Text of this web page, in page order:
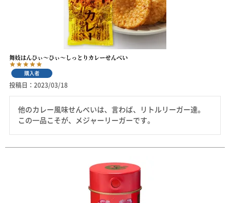
舞妓はんひぃ～ひぃ～しっとりカレーせんべい
購入者
投稿日 2023/03/18
他のカレー風味せんべいは、言わば、リトルリーガー達。
この一品こそが、メジャーリーガーです。